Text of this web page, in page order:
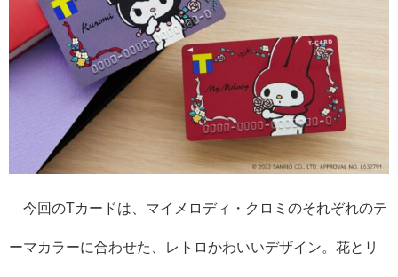
今回のTカードは、マイメロディ・クロミのそれぞれのテ
ーマカラーに合わせた、レトロかわいいデザイン。花とリ